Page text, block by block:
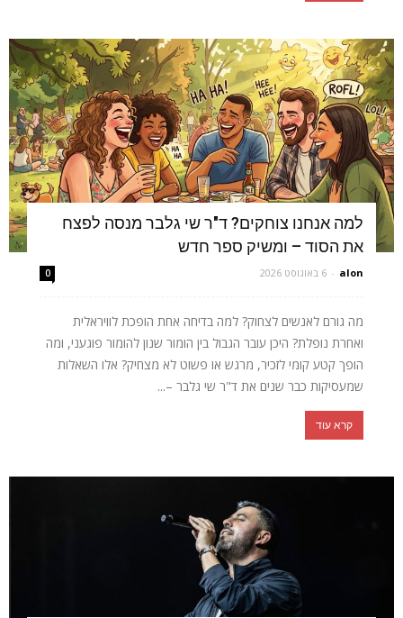
למה אנחנו צוחקים? ד"ר שי גלבר מנסה לפצח
את הסוד – ומשיק ספר חדש
alon
- 6 באוגוסט 2026 0
מה גורם לאנשים לצחוק? למה בדיחה אחת הופכת לוויראלית
ואחרת נופלת? היכן עובר הגבול בין הומור שנון להומור פוגעני, ומה
הופך קטע קומי לזכיר, מרגש או פשוט לא מצחיק? אלו השאלות
שמעסיקות כבר שנים את ד"ר שי גלבר –...
קרא עוד